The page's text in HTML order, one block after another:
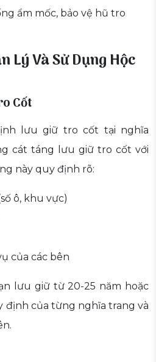
ẩm mốc, bảo vệ hũ tro
Lý Và Sử Dụng Hộc
Cốt
lưu giữ tro cốt tại nghĩa
cát táng lưu giữ tro cốt với
này quy định rõ:
ô, khu vực)
của các bên
lưu giữ từ 20-25 năm hoặc
định của từng nghĩa trang và